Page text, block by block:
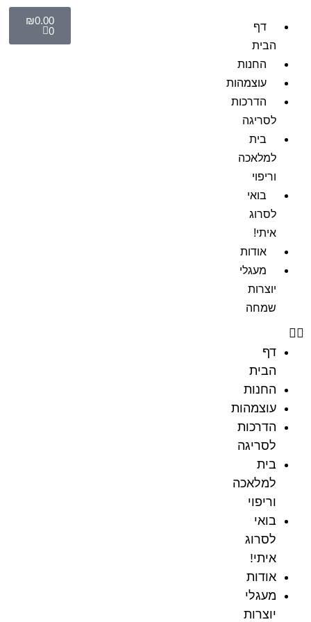
דף
הבית
החנות
עוצמהות
הדרכות
לסריגה
בית
למלאכה
וריפוי
בואי
לסרוג
איתי!
אודות
מעגלי
יוצרות
שמחה
דף
הבית
החנות
עוצמהות
הדרכות
לסריגה
בית
למלאכה
וריפוי
בואי
לסרוג
איתי!
אודות
מעגלי
יוצרות
₪0.00
0